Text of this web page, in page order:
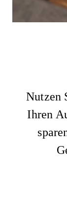
Nutzen
Ihren